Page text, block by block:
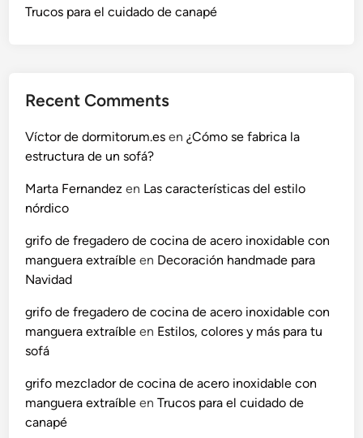
Trucos para el cuidado de canapé
Recent Comments
Víctor de dormitorum.es en¿Cómo se fabrica la
estructura de un sofá?
Marta Fernandez en Las características del estilo
nórdico
grifo de fregadero de cocina de acero inoxidable con
manguera extraíble en Decoración handmade para
Navidad
grifo de fregadero de cocina de acero inoxidable con
manguera extraíble en Estilos, colores y más para tu
sofá
grifo mezclador de cocina de acero inoxidable con
manguera extraíble enTrucos para el cuidado de
canapé